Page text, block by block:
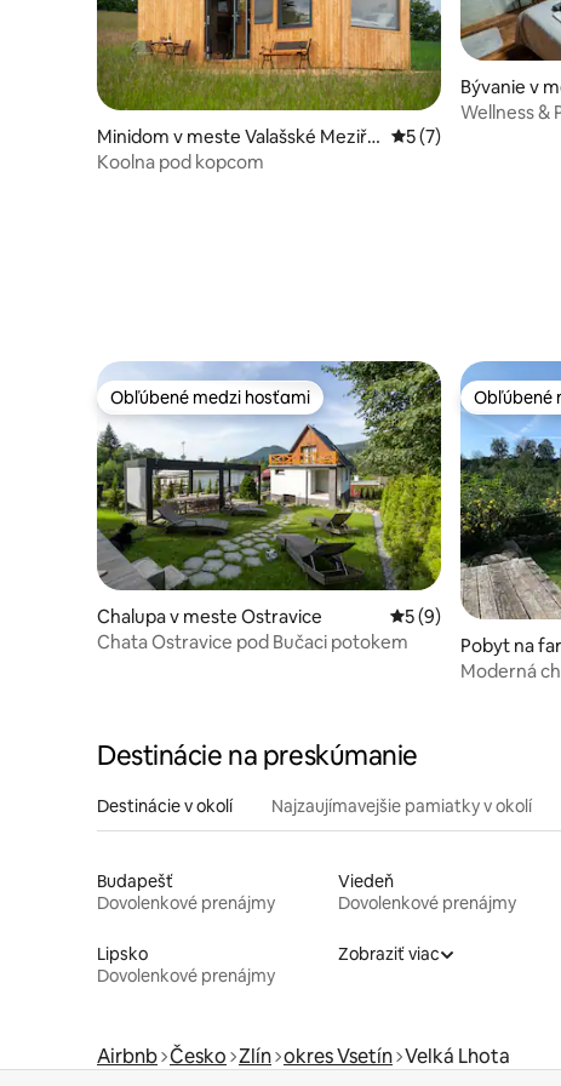
Minidom v meste Valašské Meziříč
í 1
Priemerné
5 (7)
Koolna pod kopcom
Bývanie v
Wellness &
Obľúbené medzi hosťami
Obľúbené medzi hosťami
Chalupa v meste Ostravice Priemerné
5 (9)
Chata Ostravice pod Bučaci potokem
Obľúbené
Obľúbené
Pobyt na
o
Moderná
Destinácie na preskúmanie
Destinácie v okolí Najzaujímavejšie pamiatky v okolí
Budapešť
Dovolenkové prenájmy
Viedeň
Dovolenkové prenájmy
Lipsko
Dovolenkové prenájmy
Zobraziť viac
Airbnb Česko Zlín okres Vsetín Velká Lhota